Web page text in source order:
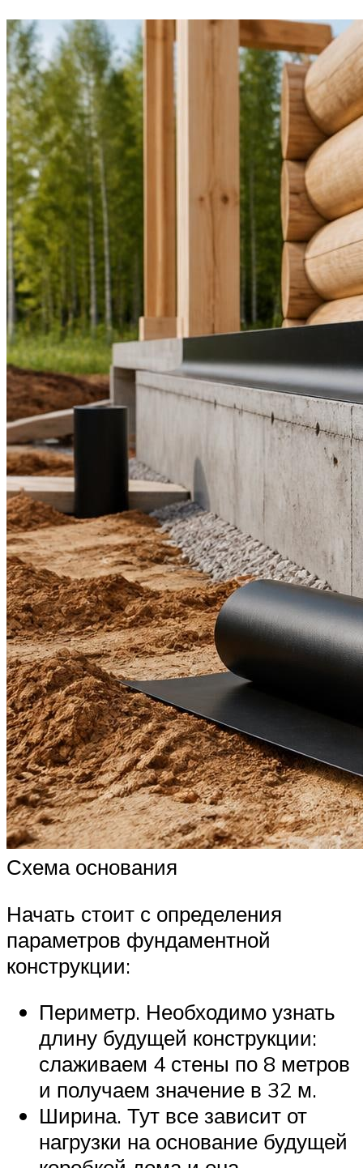
Схема основания
Начать стоит с определения
параметров фундаментной
конструкции:
Периметр. Необходимо узнать
длину будущей конструкции:
слаживаем 4 стены по 8 метров
и получаем значение в 32 м.
Ширина. Тут все зависит от
нагрузки на основание будущей